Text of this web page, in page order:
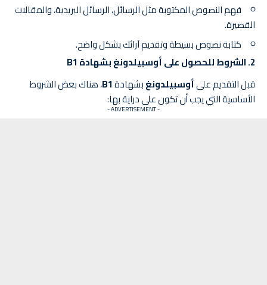
فهم النصوص المكتوبة مثل الرسائل، الرسائل البريدية، والمقالات
القصيرة.
كتابة نصوص بسيطة وتقديم آرائك بشكل واضح.
2. الشروط للحصول على أوسبيلدونغ بشهادة B1
قبل التقديم علىأوسبيلدونغبشهادةB1، هناك بعض الشروط
الأساسية التي يجب أن تكون على دراية بها:
- ADVERTISEMENT -